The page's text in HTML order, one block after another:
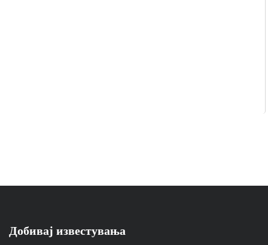
Добивај известувања